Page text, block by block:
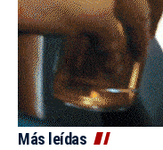
Más leídas